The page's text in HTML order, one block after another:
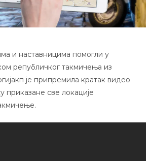
и наставницима помогли у
републичког такмичења из
је припремила кратак видео
приказане све локације